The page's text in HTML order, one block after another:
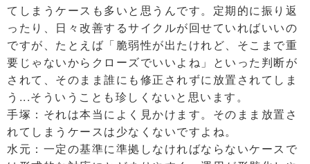
てしまうケースも多いと思うんです。定期的に振り返
ったり、日々改善するサイクルが回せていればいいの
ですが、たとえば「脆弱性が出たけれど、そこまで重
要じゃないからクローズでいいよね」といった判断が
されて、そのまま誰にも修正されずに放置されてしま
う...そういうことも珍しくないと思います。
手塚：それは本当によく見かけます。そのまま放置さ
れてしまうケースは少なくないですよね。
水元：一定の基準に準拠しなければならないケースで